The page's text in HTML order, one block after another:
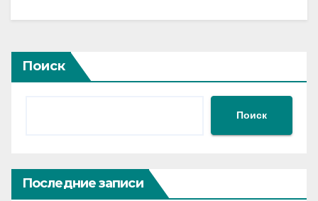
Поиск
Поиск
Последние записи